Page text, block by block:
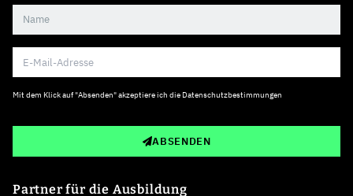
Mit dem Klick auf "Absenden" akzeptiere ich die Datenschutzbestimmungen
ABSENDEN
Partner für die Ausbildung